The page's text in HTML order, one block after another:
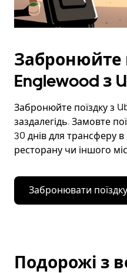
Забронюйте
Englewood з
Забронюйте поїздку з
заздалегідь. Замовте
30 днів для трансферу в
ресторану чи іншого
Забронювати поїздку
Подорожі з